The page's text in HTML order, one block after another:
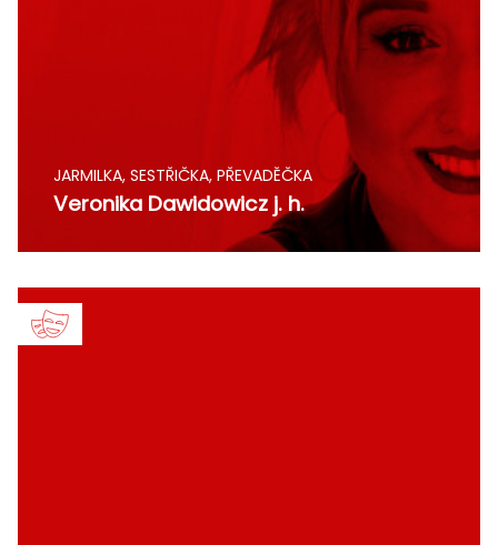
JARMILKA, SESTŘIČKA, PŘEVADĚČKA
Veronika Dawidowicz j. h.